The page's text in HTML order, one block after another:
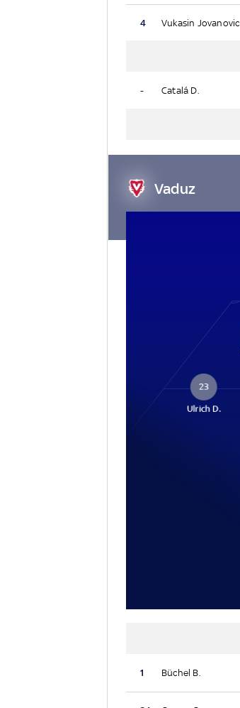
4 Vukasin Jovanovic
- Catalá D.
Vaduz
23
Ulrich D.
1 Büchel B.